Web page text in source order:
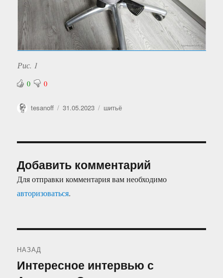
Рис. 1
0 0
Автор
tesanoff Опубликовано
31.05.2023 Рубрики
шитьё
Добавить комментарий
Для отправки комментария вам необходимо
авторизоваться.
по
НАЗАД
Предыдущая
Интересное интервью с